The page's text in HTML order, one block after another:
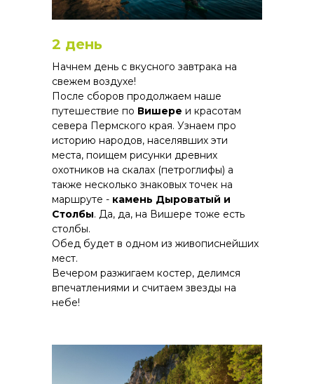
Начнем день с вкусного завтрака на
свежем воздухе!
После сборов продолжаем наше
путешествие по Вишере и красотам
севера Пермского края. Узнаем про
историю народов, населявших эти
места, поищем рисунки древних
охотников на скалах (петроглифы) а
также несколько знаковых точек на
маршруте - камень Дыроватый и
Столбы. Да, да, на Вишере тоже есть
столбы.
Обед будет в одном из живописнейших
мест.
Вечером разжигаем костер, делимся
впечатлениями и считаем звезды на
небе!
2 день